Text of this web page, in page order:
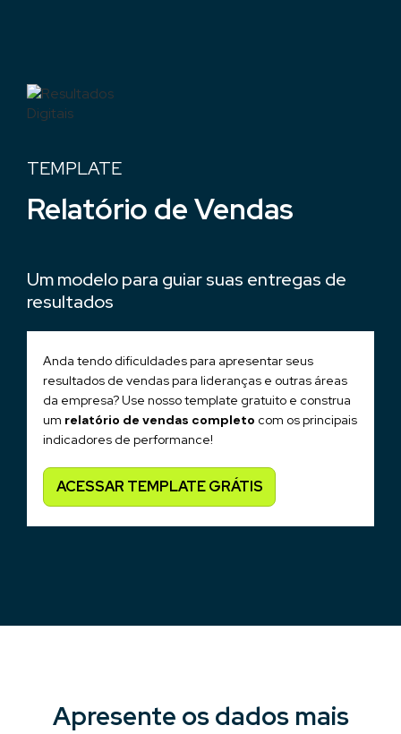
TEMPLATE
Relatório de Vendas
Um modelo para guiar suas entregas de
resultados
Anda tendo dificuldades para apresentar seus
resultados de vendas para lideranças e outras áreas
da empresa? Use nosso template gratuito e construa
um relatório de vendas completo com os principais
indicadores de performance!
ACESSAR TEMPLATE GRÁTIS
Apresente os dados mais